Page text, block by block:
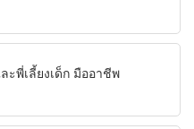
พี่เลี้ยงเด็ก มืออาชีพ